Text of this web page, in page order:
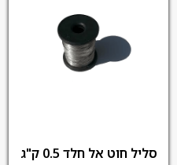
סליל חוט אל חלד 0.5 ק"ג